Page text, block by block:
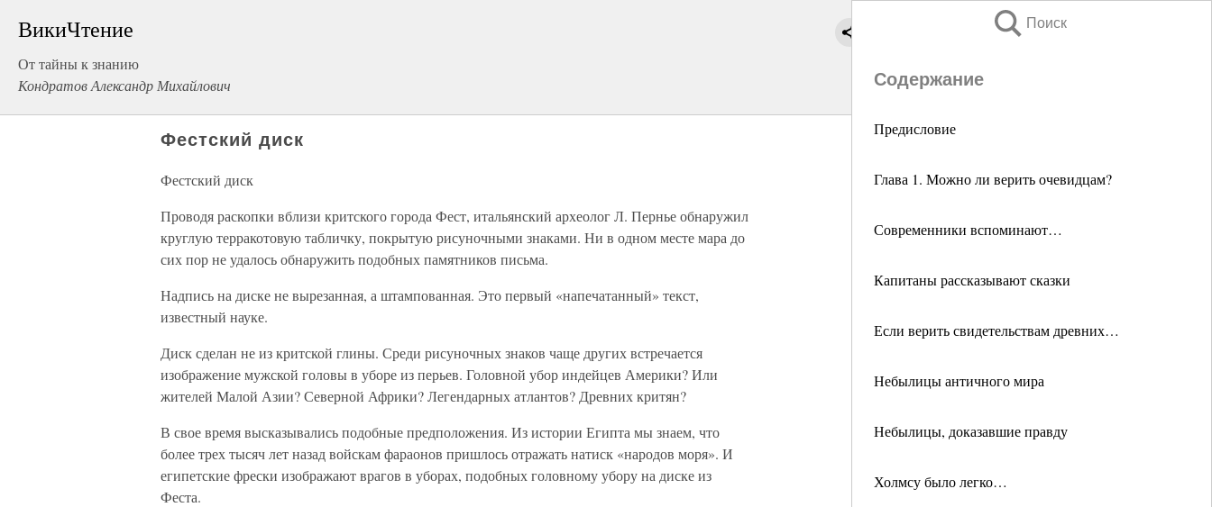
ВикиЧтение
От тайны к знанию
Кондратов Александр Михайлович
Поиск
Содержание
Предисловие
Глава 1. Можно ли верить очевидцам?
Современники вспоминают…
Капитаны рассказывают сказки
Если верить свидетельствам древних…
Небылицы античного мира
Небылицы, доказавшие правду
Холмсу было легко…
Фестский диск
Фестский диск
Проводя раскопки вблизи критского города Фест, итальянский археолог Л. Пернье обнаружил
круглую терракотовую табличку, покрытую рисуночными знаками. Ни в одном месте мара до
сих пор не удалось обнаружить подобных памятников письма.
Надпись на диске не вырезанная, а штампованная. Это первый «напечатанный» текст,
известный науке.
Диск сделан не из критской глины. Среди рисуночных знаков чаще других встречается
изображение мужской головы в уборе из перьев. Головной убор индейцев Америки? Или
жителей Малой Азии? Северной Африки? Легендарных атлантов? Древних критян?
В свое время высказывались подобные предположения. Из истории Египта мы знаем, что
более трех тысяч лет назад войскам фараонов пришлось отражать натиск «народов моря». И
египетские фрески изображают врагов в уборах, подобных головному убору на диске из
Феста.